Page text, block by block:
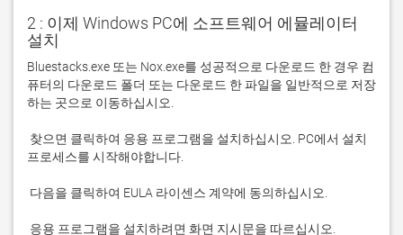
2 : 이제 Windows PC에 소프트웨어 에뮬레이터
설치
Bluestacks.exe 또는 Nox.exe를 성공적으로 다운로드 한 경우 컴
퓨터의 다운로드 폴더 또는 다운로드 한 파일을 일반적으로 저장